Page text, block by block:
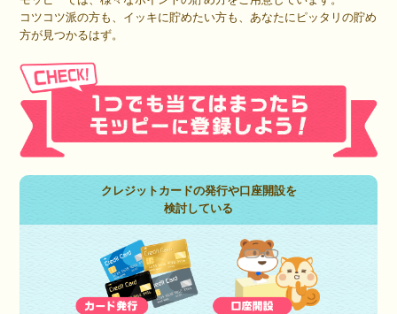
コツコツ派の方も、イッキに貯めたい方も、あなたにピッタリの貯め
方が見つかるはず。
クレジットカードの発行や口座開設を
検討している